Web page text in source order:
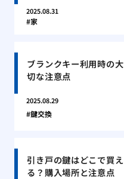
2025.08.31
家
ブランクキー利用時の大
切な注意点
2025.08.29
鍵交換
引き戸の鍵はどこで買え
る？購入場所と注意点